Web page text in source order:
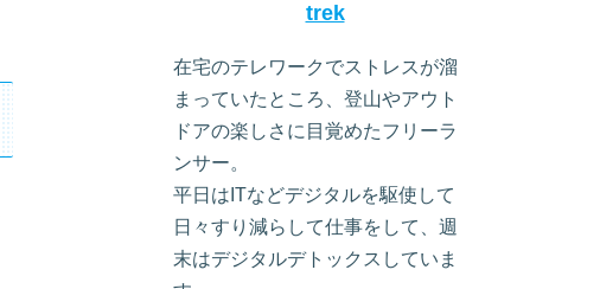
trek
在宅のテレワークでストレスが溜
まっていたところ、登山やアウト
ドアの楽しさに目覚めたフリーラ
ンサー。
平日はITなどデジタルを駆使して
日々すり減らして仕事をして、週
末はデジタルデトックスしていま